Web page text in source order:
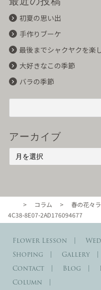
初夏の思い出
手作りブーケ
最後までシャクヤクを楽
大好きなこの季節
バラの季節
アーカイブ
東京・自由が丘のル・ボヌー
> コラム > 春の花々
4C38-8E07-2AD176094677
Flower Lesson
Shoping
Gallery
Contact
Blog
Column